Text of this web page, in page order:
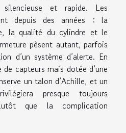
et rapide. Les
depuis des années : la
la qualité du cylindre et le
pèsent autant, parfois
d’un système d’alerte. En
capteurs mais dotée d’une
un talon d’Achille, et un
presque toujours
que la complication